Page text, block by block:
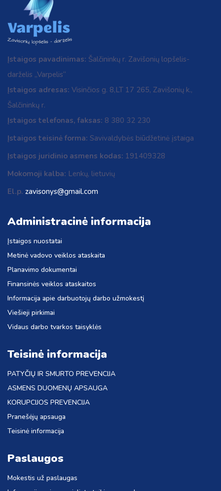
Įstaigos pavadinimas: Šalčininkų r. Zavišonių lopšelis-
darželis „Varpelis“
Įstaigos adresas: Visinčios g. 8,LT 17 265, Zavišonių k.,
Šalčininkų r.
Įstaigos telefonas, faksas: 8 380 32 230
Įstaigos teisinė forma: Savivaldybės biūdžetinė įstaiga
Įstaigos juridinio asmens kodas: 191409328
Mokomoji kalba: Lenkų, lietuvių
El.p. zavisonys@gmail.com
Administracinė informacija
Įstaigos nuostatai
Metinė vadovo veiklos ataskaita
Planavimo dokumentai
Finansinės veiklos ataskaitos
Informacija apie darbuotojų darbo užmokestį
Viešieji pirkimai
Vidaus darbo tvarkos taisyklės
Teisinė informacija
PATYČIŲ IR SMURTO PREVENCIJA
ASMENS DUOMENŲ APSAUGA
KORUPCIJOS PREVENCIJA
Pranešėjų apsauga
Teisinė informacija
Paslaugos
Mokestis už paslaugas